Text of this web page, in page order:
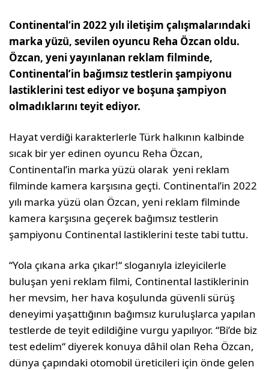
Continental‘in 2022 yılı iletişim çalışmalarındaki
marka yüzü, sevilen oyuncu Reha Özcan oldu.
Özcan, yeni yayınlanan reklam filminde,
Continental’in bağımsız testlerin şampiyonu
lastiklerini test ediyor ve boşuna şampiyon
olmadıklarını teyit ediyor.
Hayat verdiği karakterlerle Türk halkının kalbinde
sıcak bir yer edinen oyuncu Reha Özcan,
Continental’in marka yüzü olarak yeni reklam
filminde kamera karşısına geçti. Continental’in 2022
yılı marka yüzü olan Özcan, yeni reklam filminde
kamera karşısına geçerek bağımsız testlerin
şampiyonu Continental lastiklerini teste tabi tuttu.
“Yola çıkana arka çıkar!“ sloganıyla izleyicilerle
buluşan yeni reklam filmi, Continental lastiklerinin
her mevsim, her hava koşulunda güvenli sürüş
deneyimi yaşattığının bağımsız kuruluşlarca yapılan
testlerde de teyit edildiğine vurgu yapılıyor. “Bi’de biz
test edelim“ diyerek konuya dâhil olan Reha Özcan,
dünya çapındaki otomobil üreticileri için önde gelen